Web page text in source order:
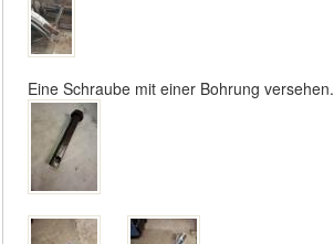
Eine Schraube mit einer Bohrung versehen.